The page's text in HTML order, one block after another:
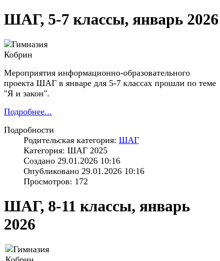
ШАГ, 5-7 классы, январь 2026
Мероприятия информационно-образовательного
проекта ШАГ в январе для 5-7 классах прошли по теме
"Я и закон".
Подробнее...
Подробности
Родительская категория: ШАГ
Категория: ШАГ 2025
Создано 29.01.2026 10:16
Опубликовано 29.01.2026 10:16
Просмотров: 172
ШАГ, 8-11 классы, январь
2026